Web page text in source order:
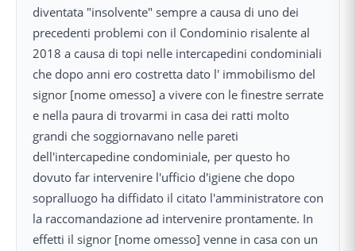
diventata "insolvente" sempre a causa di uno dei
precedenti problemi con il Condominio risalente al
2018 a causa di topi nelle intercapedini condominiali
che dopo anni ero costretta dato l' immobilismo del
signor [nome omesso] a vivere con le finestre serrate
e nella paura di trovarmi in casa dei ratti molto
grandi che soggiornavano nelle pareti
dell'intercapedine condominiale, per questo ho
dovuto far intervenire l'ufficio d'igiene che dopo
sopralluogo ha diffidato il citato l'amministratore con
la raccomandazione ad intervenire prontamente. In
effetti il signor [nome omesso] venne in casa con un